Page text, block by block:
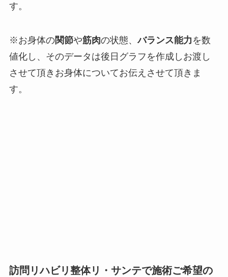
す。
※お身体の関節や筋肉の状態、バランス能力 を数
値化し、そのデータは後日グラフを作成しお渡し
させて頂きお身体についてお伝えさせて頂きま
す。
訪問リハビリ整体リ・サンテで施術ご希望の